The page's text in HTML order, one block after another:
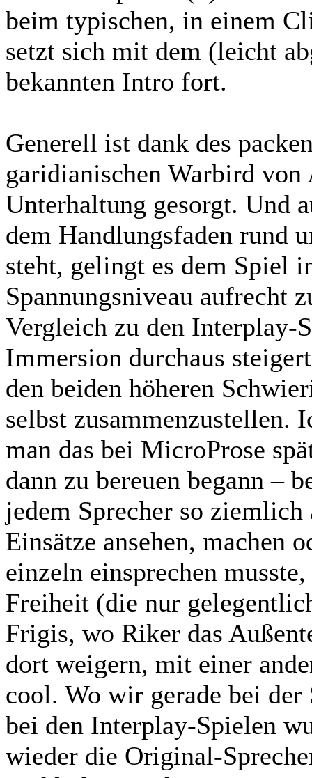
beim typischen, in einem
setzt sich mit dem (leicht
bekannten Intro fort.
Generell ist dank des
garidianischen Warbird
Unterhaltung gesorgt. Und
dem Handlungsfaden rund
steht, gelingt es dem Spiel
Spannungsniveau aufrecht
Vergleich zu den Interplay-
Immersion durchaus
den beiden höheren
selbst zusammenzustellen.
man das bei MicroProse
dann zu bereuen begann –
jedem Sprecher so
Einsätze ansehen, machen
einzeln einsprechen
Freiheit (die nur
Frigis, wo Riker das
dort weigern, mit einer
cool. Wo wir gerade bei der
bei den Interplay-Spielen
wieder die Original-